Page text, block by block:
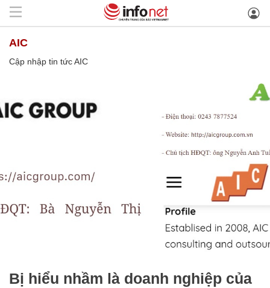
AIC
Cập nhập tin tức AIC
Bị hiểu nhầm là doanh nghiệp của